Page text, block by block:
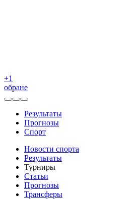
+1
обране
Результаты
Прогнозы
Спорт
Новости спорта
Результаты
Турниры
Статьи
Прогнозы
Трансферы